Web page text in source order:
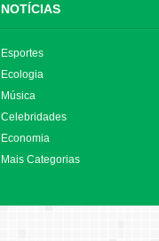
NOTÍCIAS
Esportes
Ecologia
Música
Celebridades
Economia
Mais Categorias